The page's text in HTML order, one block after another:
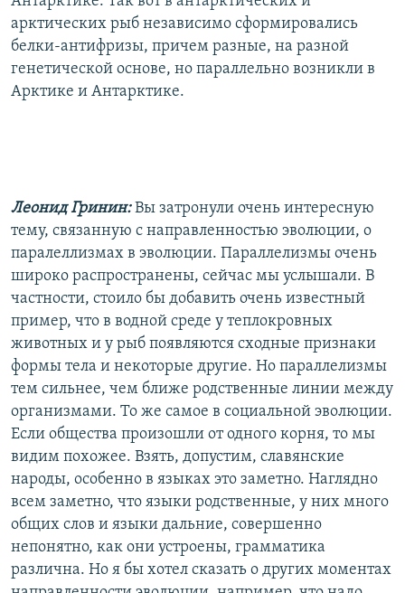
арктических рыб независимо сформировались
белки-антифризы, причем разные, на разной
генетической основе, но параллельно возникли в
Арктике и Антарктике.
Леонид Гринин:Вы затронули очень интересную
тему, связанную с направленностью эволюции, о
паралеллизмах в эволюции. Параллелизмы очень
широко распространены, сейчас мы услышали. В
частности, стоило бы добавить очень известный
пример, что в водной среде у теплокровных
животных и у рыб появляются сходные признаки
формы тела и некоторые другие. Но параллелизмы
тем сильнее, чем ближе родственные линии между
организмами. То же самое в социальной эволюции.
Если общества произошли от одного корня, то мы
видим похожее. Взять, допустим, славянские
народы, особенно в языках это заметно. Наглядно
всем заметно, что языки родственные, у них много
общих слов и языки дальние, совершенно
непонятно, как они устроены, грамматика
различна. Но я бы хотел сказать о других моментах